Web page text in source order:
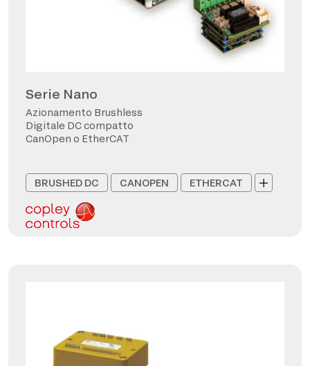
Serie Nano
Azionamento Brushless
Digitale DC compatto
CanOpen o EtherCAT
BRUSHED DC CANOPEN ETHERCAT